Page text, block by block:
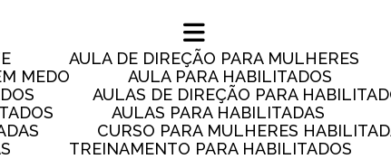
AULA DE DIREÇÃO PARA MULHERES
MEDO
AULA PARA HABILITADOS
AULAS DE DIREÇÃO PARA
AULAS PARA HABILITADAS
CURSO PARA MULHERES
TREINAMENTO PARA HABILITADOS